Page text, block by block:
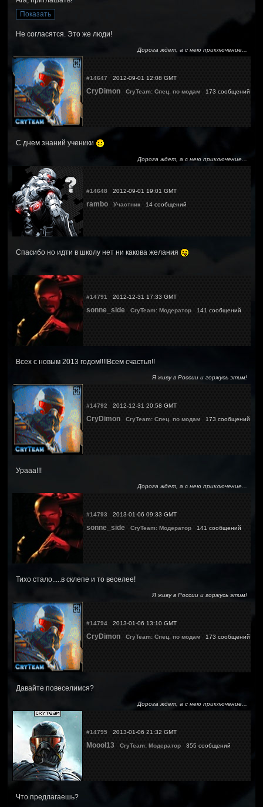
Не согласятся. Это же люди!
Дорога ждет, а с нею приключение...
#14647 2012-09-01 12:08 GMT
CryDimon CryTeam: Спец. по модам 173 сообщений
С днем знаний ученики
Дорога ждет, а с нею приключение...
#14648 2012-09-01 19:01 GMT
rambo Участник 14 сообщений
Спасибо но идти в школу нет ни какова желания
#14791 2012-12-31 17:33 GMT
sonne_side CryTeam: Модератор 141 сообщений
Всех с новым 2013 годом!!!!Всем счастья!!
Я живу в России и горжусь этим!
#14792 2012-12-31 20:58 GMT
CryDimon CryTeam: Спец. по модам 173 сообщений
Урааа!!!
Дорога ждет, а с нею приключение...
#14793 2013-01-06 09:33 GMT
sonne_side CryTeam: Модератор 141 сообщений
Тихо стало.....в склепе и то веселее!
Я живу в России и горжусь этим!
#14794 2013-01-06 13:10 GMT
CryDimon CryTeam: Спец. по модам 173 сообщений
Давайте повеселимся?
Дорога ждет, а с нею приключение...
#14795 2013-01-06 21:32 GMT
Moool13 CryTeam: Модератор 355 сообщений
Что предлагаешь?